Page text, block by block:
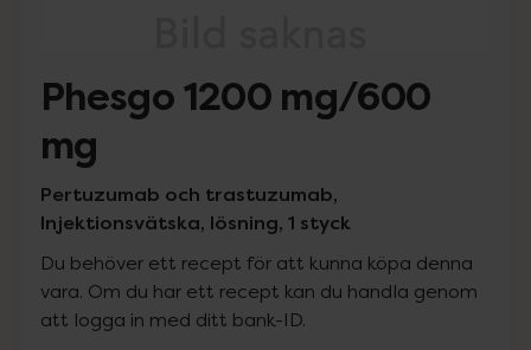
Phesgo 1200 mg/600
mg
Pertuzumab och trastuzumab,
Injektionsvätska, lösning, 1 styck
Du behöver ett recept för att kunna köpa denna
vara. Om du har ett recept kan du handla genom
att logga in med ditt bank-ID.